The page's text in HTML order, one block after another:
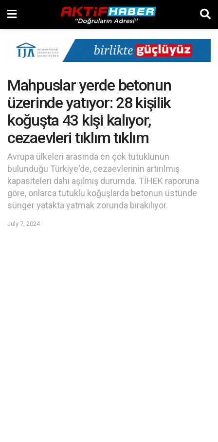
Mahpuslar yerde betonun
üzerinde yatıyor: 28 kişilik
koğuşta 43 kişi kalıyor,
cezaevleri tıklım tıklım
Avrupa ülkeleri arasında en çok tutuklunun
bulunduğu Türkiye‘de, cezaevlerinin artırılmış
kapasiteleri dahi aşılmış durumda. TİHEK raporuna
göre, onlarca tutuklu koğuşlarda betonun üstünde
sünger yatakta yatmak zorunda bırakılıyor.
July 7, 2024